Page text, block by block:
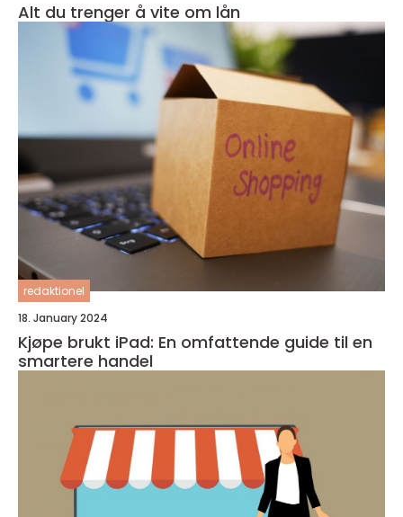
Alt du trenger å vite om lån
redaktionel
18. January 2024
Kjøpe brukt iPad: En omfattende guide til en
smartere handel